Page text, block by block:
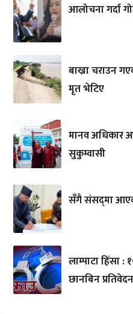
आलोचना गर्दा
बाख्रा चराउन
मृत भेटिए
मानव अधिकार
सुकुम्वासी
सँगै संसद्‌मा
लाम्पाटा हिंसा
छानबिन